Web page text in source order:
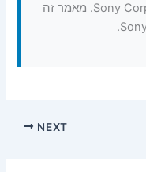
סימנים מסחריים של חברת Sony Corporation. מאמר זה
NEXT